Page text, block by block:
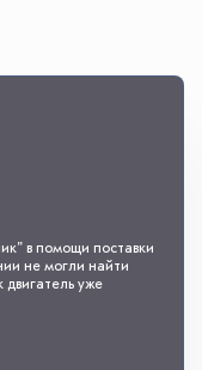
в помощи поставки
не могли найти
двигатель уже